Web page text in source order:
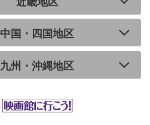
中国・四国地区
九州・沖縄地区